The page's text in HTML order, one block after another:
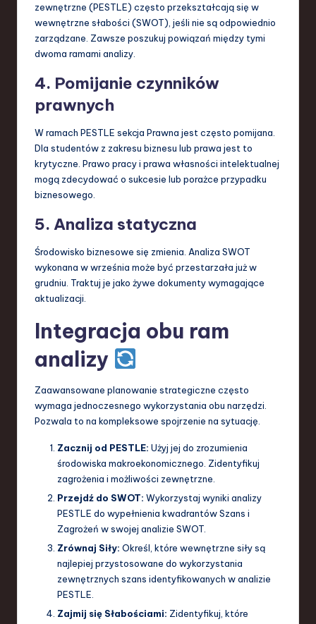
zewnętrzne (PESTLE) często przekształcają się w
wewnętrzne słabości (SWOT), jeśli nie są odpowiednio
zarządzane. Zawsze poszukuj powiązań między tymi
dwoma ramami analizy.
4. Pomijanie czynników
prawnych
W ramach PESTLE sekcja Prawna jest często pomijana.
Dla studentów z zakresu biznesu lub prawa jest to
krytyczne. Prawo pracy i prawa własności intelektualnej
mogą zdecydować o sukcesie lub porażce przypadku
biznesowego.
5. Analiza statyczna
Środowisko biznesowe się zmienia. Analiza SWOT
wykonana w września może być przestarzała już w
grudniu. Traktuj je jako żywe dokumenty wymagające
aktualizacji.
Integracja obu ram
analizy
Zaawansowane planowanie strategiczne często
wymaga jednoczesnego wykorzystania obu narzędzi.
Pozwala to na kompleksowe spojrzenie na sytuację.
Zacznij od PESTLE: Użyj jej do zrozumienia
środowiska makroekonomicznego. Zidentyfikuj
zagrożenia i możliwości zewnętrzne.
Przejdź do SWOT: Wykorzystaj wyniki analizy
PESTLE do wypełnienia kwadrantów Szans i
Zagrożeń w swojej analizie SWOT.
Zrównaj Siły: Określ, które wewnętrzne siły są
najlepiej przystosowane do wykorzystania
zewnętrznych szans identyfikowanych w analizie
PESTLE.
Zajmij się Słabościami: Zidentyfikuj, które